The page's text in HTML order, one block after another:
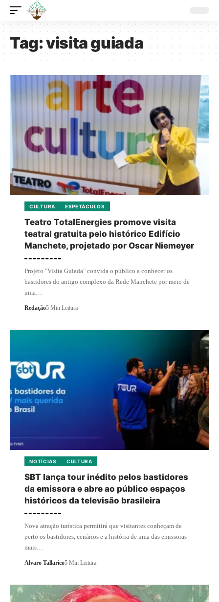
Tag:visita guiada
CULTURA ESPETÁCULOS
Teatro TotalEnergies promove visita
teatral gratuita pelo histórico Edifício
Manchete, projetado por Oscar Niemeyer
Projeto "Visita Guiada" convida o público a conhecer os
bastidores do antigo complexo da Rede Manchete por meio de
uma…
Redação5 Min Leitura
NOTÍCIAS CULTURA
SBT lança tour inédito pelos bastidores
da emissora e abre ao público espaços
históricos da televisão brasileira
Nova atração turística permitirá que visitantes conheçam de
perto os bastidores, cenários e a história de uma das emissoras
mais…
Alvaro Tallarico5 Min Leitura